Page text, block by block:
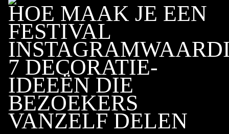
HOE MAAK JE EEN
FESTIVAL
7 DECORATIE-
IDEEËN DIE
BEZOEKERS
VANZELF DELEN